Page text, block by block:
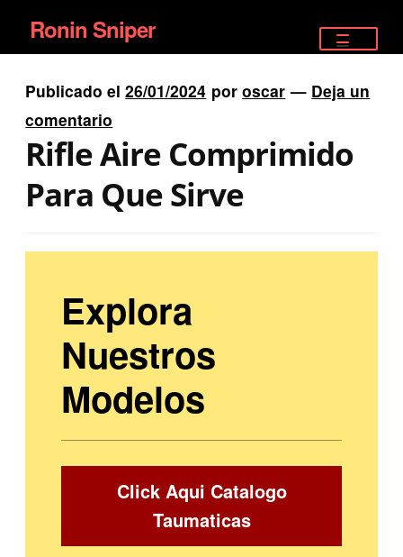
Ir
a
la
navegación
Ir
al
contenido
Ronin Sniper
PISTOLAS
RIFLES DEPORTIVOS
Publicado el26/01/2024 poroscar — Deja un
comentario
Rifle Aire Comprimido
Para Que Sirve
Explora
Nuestros
Modelos
Click Aqui Catalogo
Taumaticas